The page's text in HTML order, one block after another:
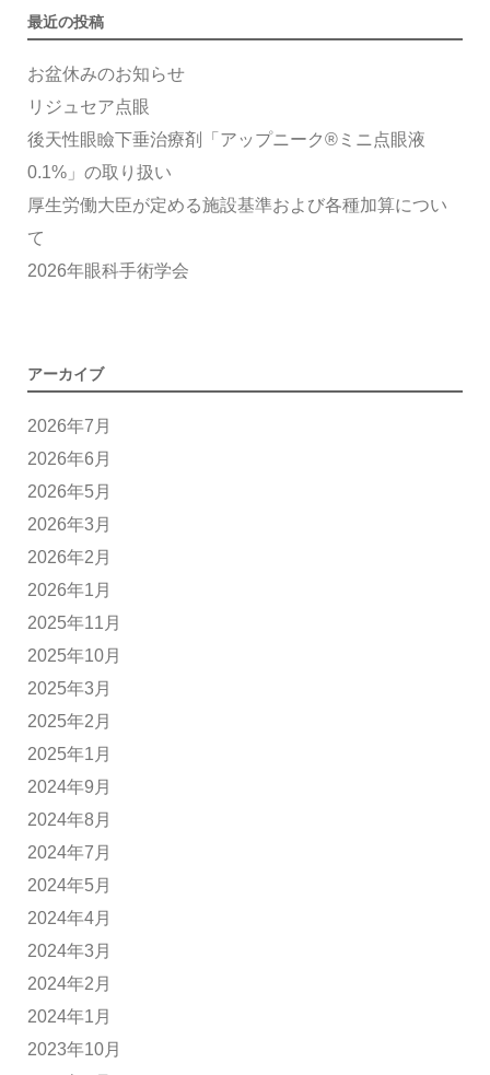
最近の投稿
お盆休みのお知らせ
リジュセア点眼
後天性眼瞼下垂治療剤「アップニーク®ミニ点眼液
0.1%」の取り扱い
厚生労働大臣が定める施設基準および各種加算につい
て
2026年眼科手術学会
アーカイブ
2026年7月
2026年6月
2026年5月
2026年3月
2026年2月
2026年1月
2025年11月
2025年10月
2025年3月
2025年2月
2025年1月
2024年9月
2024年8月
2024年7月
2024年5月
2024年4月
2024年3月
2024年2月
2024年1月
2023年10月